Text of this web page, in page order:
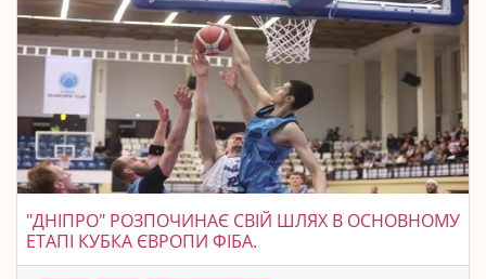
"ДНІПРО" РОЗПОЧИНАЄ СВІЙ ШЛЯХ В ОСНОВНОМУ
ЕТАПІ КУБКА ЄВРОПИ ФІБА.